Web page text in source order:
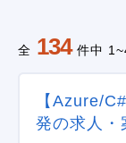
全 134 件中
【Azure/
発の求人・